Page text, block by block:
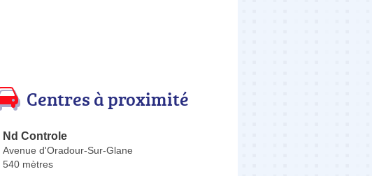
Centres à proximité
Nd Controle
Avenue d'Oradour-Sur-Glane
540 mètres